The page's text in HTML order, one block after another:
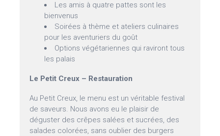
Les amis à quatre pattes sont les
bienvenus
Soirées à thème et ateliers culinaires
pour les aventuriers du goût
Options végétariennes qui raviront tous
les palais
Le Petit Creux – Restauration
Au Petit Creux, le menu est un véritable festival
de saveurs. Nous avons eu le plaisir de
déguster des crêpes salées et sucrées, des
salades colorées, sans oublier des burgers